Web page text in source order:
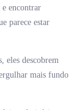
e encontrar
parece estar
eles descobrem
mais fundo